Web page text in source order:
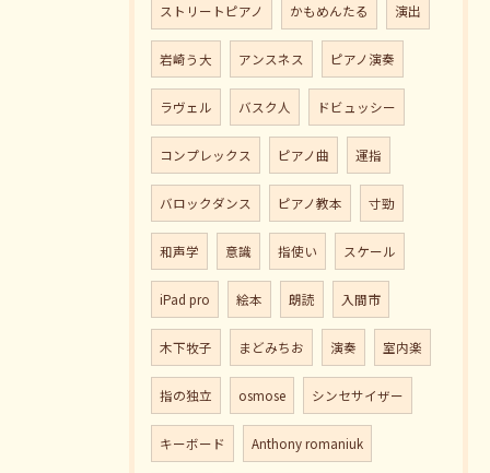
ストリートピアノ かもめんたる 演出
岩崎う大 アンスネス ピアノ演奏
ラヴェル バスク人 ドビュッシー
コンプレックス ピアノ曲 運指
バロックダンス ピアノ教本 寸勁
和声学 意識 指使い スケール
iPad pro 絵本 朗読 入間市
木下牧子 まどみちお 演奏 室内楽
指の独立 osmose シンセサイザー
キーボード Anthony romaniuk